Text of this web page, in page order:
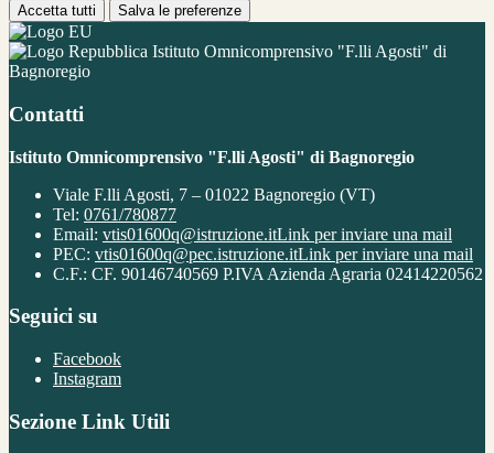
Accetta tutti Salva le preferenze
Istituto Omnicomprensivo "F.lli Agosti" di
Bagnoregio
Contatti
Istituto Omnicomprensivo "F.lli Agosti" di Bagnoregio
Viale F.lli Agosti, 7 – 01022 Bagnoregio (VT)
Tel: 0761/780877
Email: vtis01600q@istruzione.itLink per inviare una mail
PEC: vtis01600q@pec.istruzione.itLink per inviare una mail
C.F.: CF. 90146740569 P.IVA Azienda Agraria 02414220562
Seguici su
Facebook
Instagram
Sezione Link Utili